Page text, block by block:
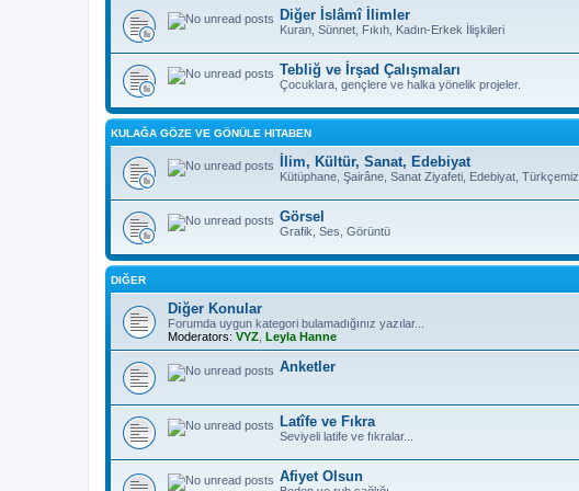
Diğer İslâmî İlimler
Kuran, Sünnet, Fıkıh, Kadın-Erkek İlişkileri
Tebliğ ve İrşad Çalışmaları
Çocuklara, gençlere ve halka yönelik projeler.
KULAĞA GÖZE VE GÖNÜLE HITABEN
İlim, Kültür, Sanat, Edebiyat
Kütüphane, Şairâne, Sanat Ziyafeti, Edebiyat, Türkçemiz
Görsel
Grafik, Ses, Görüntü
DIĞER
Diğer Konular
Forumda uygun kategori bulamadığınız yazılar...
Moderators: VYZ Leyla Hanne
Anketler
Latîfe ve Fıkra
Seviyeli latife ve fıkralar...
Afiyet Olsun